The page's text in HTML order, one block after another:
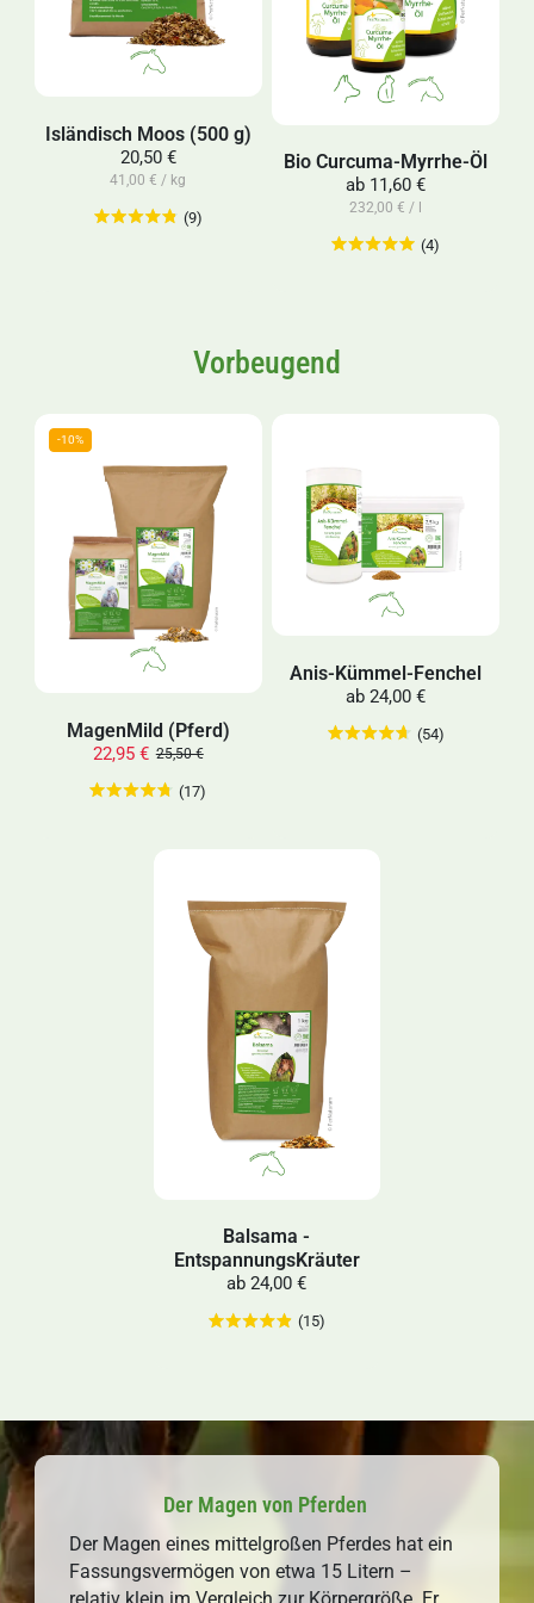
Isländisch Moos (500 g)
20,50 €
41,00 € / kg
(9)
Bio Curcuma-Myrrhe-Öl
ab 11,60 €
232,00 € / l
(4)
Vorbeugend
MagenMild (Pferd)
25,50 €
22,95 €
(17)
Anis-Kümmel-Fenchel
ab 24,00 €
(54)
Balsama -
EntspannungsKräuter
ab 24,00 €
(15)
Der Magen von Pferden
Der Magen eines mittelgroßen Pferdes hat ein
Fassungsvermögen von etwa 15 Litern –
relativ klein im Vergleich zur Körpergröße. Er